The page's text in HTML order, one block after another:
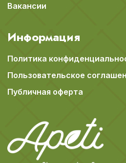
Вакансии
Информация
Политика
Пользовательское
Публичная оферта